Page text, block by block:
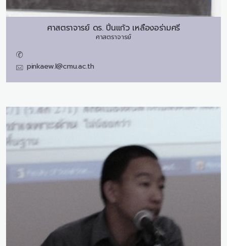
ศาสตราจารย์ ดร. ปิ่นแก้ว เหลืองอร่ามศรี
ศาสตราจารย์
pinkaew.l@cmu.ac.th